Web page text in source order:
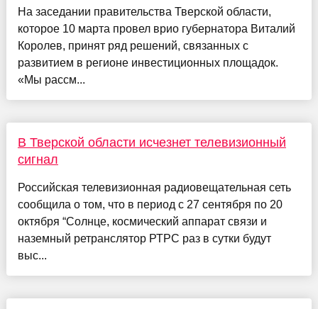
На заседании правительства Тверской области,
которое 10 марта провел врио губернатора Виталий
Королев, принят ряд решений, связанных с
развитием в регионе инвестиционных площадок.
«Мы рассм...
В Тверской области исчезнет телевизионный
сигнал
Российская телевизионная радиовещательная сеть
сообщила о том, что в период с 27 сентября по 20
октября “Солнце, космический аппарат связи и
наземный ретранслятор РТРС раз в сутки будут
выс...